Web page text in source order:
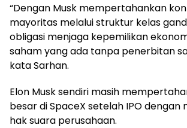
“Dengan Musk mempertahankan
mayoritas melalui struktur kelas
obligasi menjaga kepemilikan
saham yang ada tanpa penerbitan
kata Sarhan.
Elon Musk sendiri masih
besar di SpaceX setelah IPO dengan
hak suara perusahaan.